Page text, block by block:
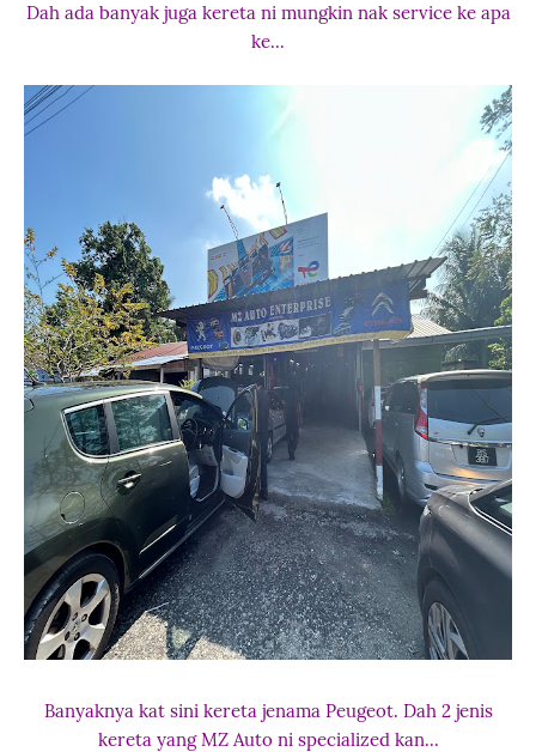
Dah ada banyak juga kereta ni mungkin nak service ke apa
ke...
Banyaknya kat sini kereta jenama Peugeot. Dah 2 jenis
kereta yang MZ Auto ni specialized kan...